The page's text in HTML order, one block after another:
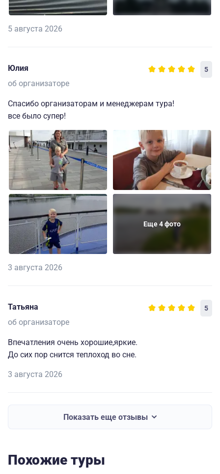
5 августа 2026
Юлия 5
об организаторе
Спасибо организаторам и менеджерам тура!
все было супер!
Еще 4 фото
3 августа 2026
Татьяна 5
об организаторе
Впечатления очень хорошие,яркие.
До сих пор снится теплоход во сне.
3 августа 2026
Показать еще отзывы
Похожие туры